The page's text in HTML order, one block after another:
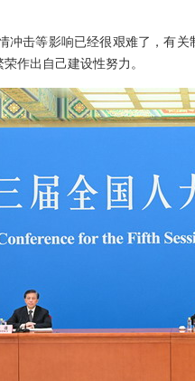
冲击等影响已经很艰难了，有
作出自己建设性努力。